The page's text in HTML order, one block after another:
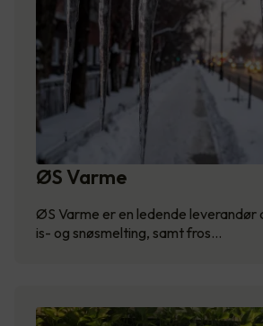
ØS Varme
ØS Varme er en ledende leverandør
is- og snøsmelting, samt fros…